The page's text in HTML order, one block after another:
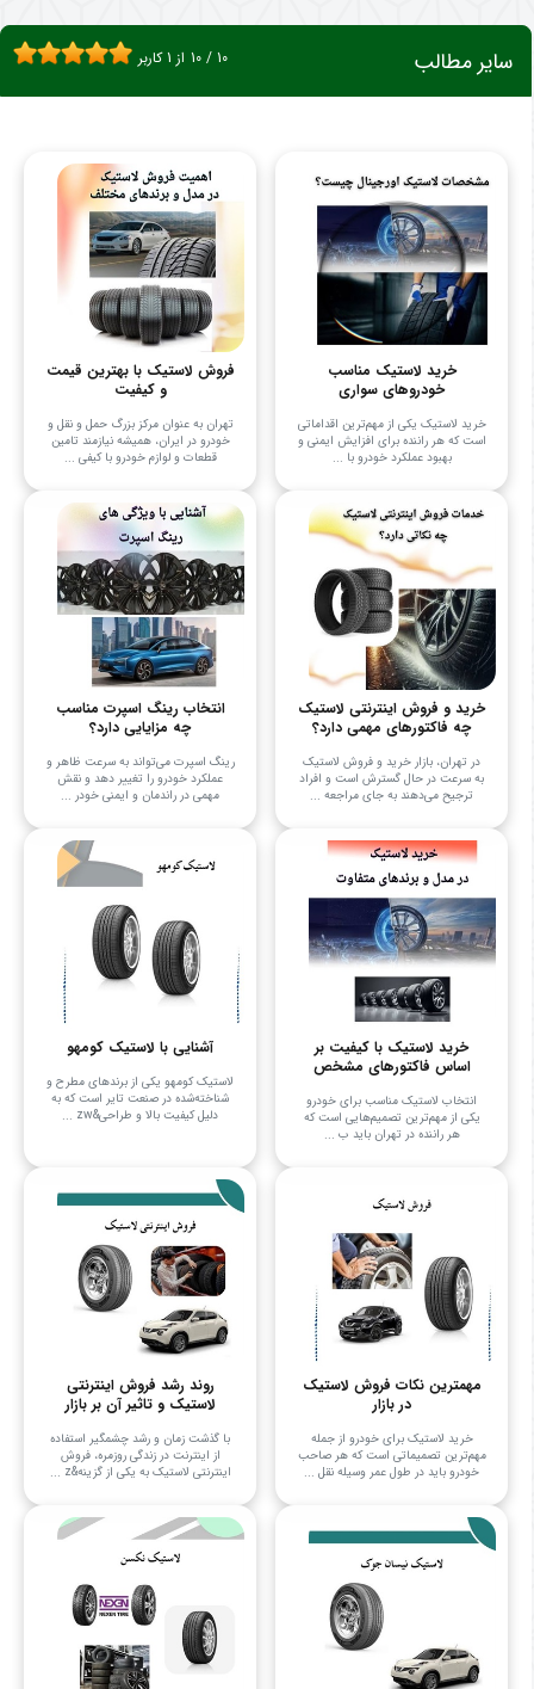
سایر مطالب 10 / 10 از 1کاربر
خرید لاستیک مناسب
خودروهای سواری
خرید لاستیک یکی از مهم‌ترین اقداماتی
است که هر راننده برای افزایش ایمنی و
بهبود عملکرد خودرو با ...
فروش لاستیک با بهترین قیمت
و کیفیت
تهران به عنوان مرکز بزرگ حمل و نقل و
خودرو در ایران، همیشه نیازمند تامین
قطعات و لوازم خودرو با کیفی ...
خرید و فروش اینترنتی لاستیک
چه فاکتورهای مهمی دارد؟
در تهران، بازار خرید و فروش لاستیک
به سرعت در حال گسترش است و افراد
ترجیح می‌دهند به جای مراجعه ...
انتخاب رینگ اسپرت مناسب
چه مزایایی دارد؟
رینگ اسپرت می‌تواند به سرعت ظاهر و
عملکرد خودرو را تغییر دهد و نقش
مهمی در راندمان و ایمنی خودر ...
خرید لاستیک با کیفیت بر
اساس فاکتورهای مشخص
انتخاب لاستیک مناسب برای خودرو
یکی از مهم‌ترین تصمیم‌هایی است که
هر راننده در تهران باید ب ...
آشنایی با لاستیک کومهو
لاستیک کومهو یکی از برندهای مطرح و
شناخته‌شده در صنعت تایر است که به
دلیل کیفیت بالا و طراحی&zw ...
مهمترین نکات فروش لاستیک
در بازار
خرید لاستیک برای خودرو از جمله
مهم‌ترین تصمیماتی است که هر صاحب
خودرو باید در طول عمر وسیله نقل ...
روند رشد فروش اینترنتی
لاستیک و تاثیر آن بر بازار
با گذشت زمان و رشد چشمگیر استفاده
از اینترنت در زندگی روزمره، فروش
اینترنتی لاستیک به یکی از گزینه&z ...